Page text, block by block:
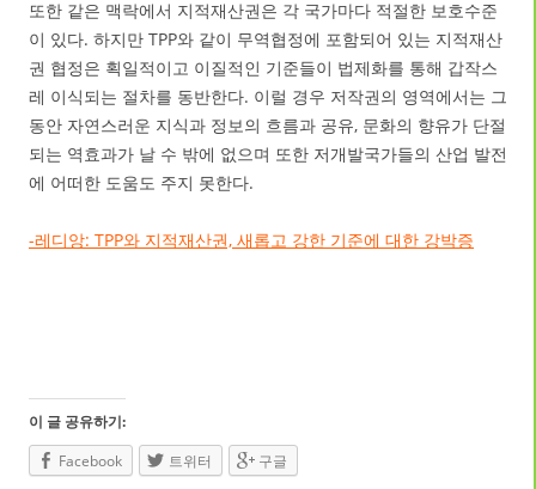
또한 같은 맥락에서 지적재산권은 각 국가마다 적절한 보호수준
이 있다. 하지만 TPP와 같이 무역협정에 포함되어 있는 지적재산
권 협정은 획일적이고 이질적인 기준들이 법제화를 통해 갑작스
레 이식되는 절차를 동반한다. 이럴 경우 저작권의 영역에서는 그
동안 자연스러운 지식과 정보의 흐름과 공유, 문화의 향유가 단절
되는 역효과가 날 수 밖에 없으며 또한 저개발국가들의 산업 발전
에 어떠한 도움도 주지 못한다.
-레디앙: TPP와 지적재산권, 새롭고 강한 기준에 대한 강박증
이 글 공유하기:
Facebook
트위터 구글